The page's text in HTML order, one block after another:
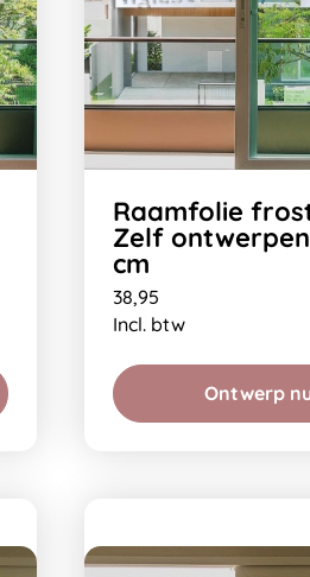
Raamfolie
Zelf
cm
38,95
Incl. btw
Ontwerp